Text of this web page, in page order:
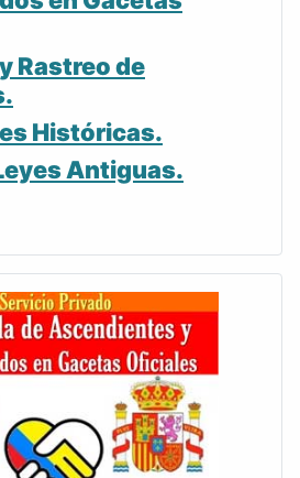
Rastreo de
Históricas.
Antiguas.